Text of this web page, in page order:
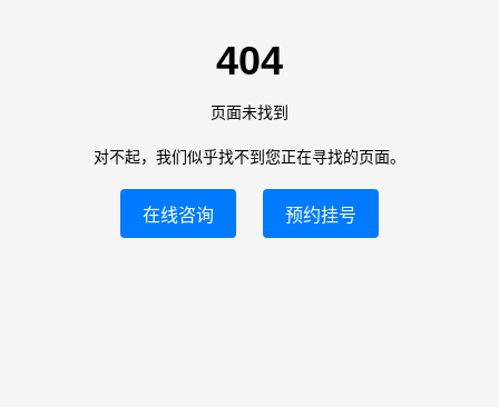
404
页面未找到
对不起，我们似乎找不到您正在寻找的页面。
在线咨询 预约挂号